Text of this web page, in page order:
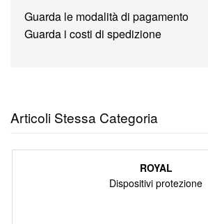
Guarda le modalità di pagamento
Guarda i costi di spedizione
Articoli Stessa Categoria
ROYAL
Dispositivi protezione